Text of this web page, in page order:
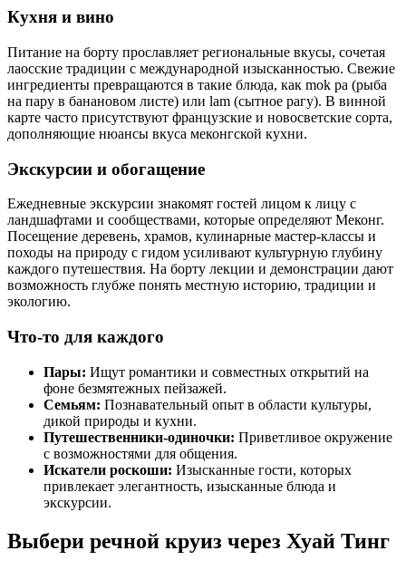
Кухня и вино
Питание на борту прославляет региональные вкусы, сочетая
лаосские традиции с международной изысканностью. Свежие
ингредиенты превращаются в такие блюда, как mok pa (рыба
на пару в банановом листе) или lam (сытное рагу). В винной
карте часто присутствуют французские и новосветские сорта,
дополняющие нюансы вкуса меконгской кухни.
Экскурсии и обогащение
Ежедневные экскурсии знакомят гостей лицом к лицу с
ландшафтами и сообществами, которые определяют Меконг.
Посещение деревень, храмов, кулинарные мастер-классы и
походы на природу с гидом усиливают культурную глубину
каждого путешествия. На борту лекции и демонстрации дают
возможность глубже понять местную историю, традиции и
экологию.
Что-то для каждого
Пары: Ищут романтики и совместных открытий на
фоне безмятежных пейзажей.
Семьям: Познавательный опыт в области культуры,
дикой природы и кухни.
Путешественники-одиночки: Приветливое окружение
с возможностями для общения.
Искатели роскоши: Изысканные гости, которых
привлекает элегантность, изысканные блюда и
экскурсии.
Выбери речной круиз через Хуай Тинг